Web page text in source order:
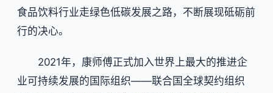
食品饮料行业走绿色低碳发展之路，不断展现砥砺前
行的决心。
2021年，康师傅正式加入世界上最大的推进企
业可持续发展的国际组织——联合国全球契约组织